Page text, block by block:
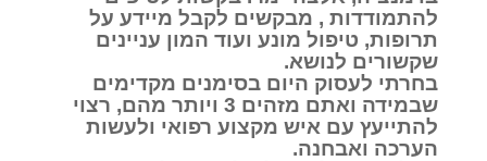
להתמודדות , מבקשים לקבל מיידע על
תרופות, טיפול מונע ועוד המון עניינים
שקשורים לנושא.
בחרתי לעסוק היום בסימנים מקדימים
שבמידה ואתם מזהים 3 ויותר מהם, רצוי
להתייעץ עם איש מקצוע רפואי ולעשות
הערכה ואבחנה.